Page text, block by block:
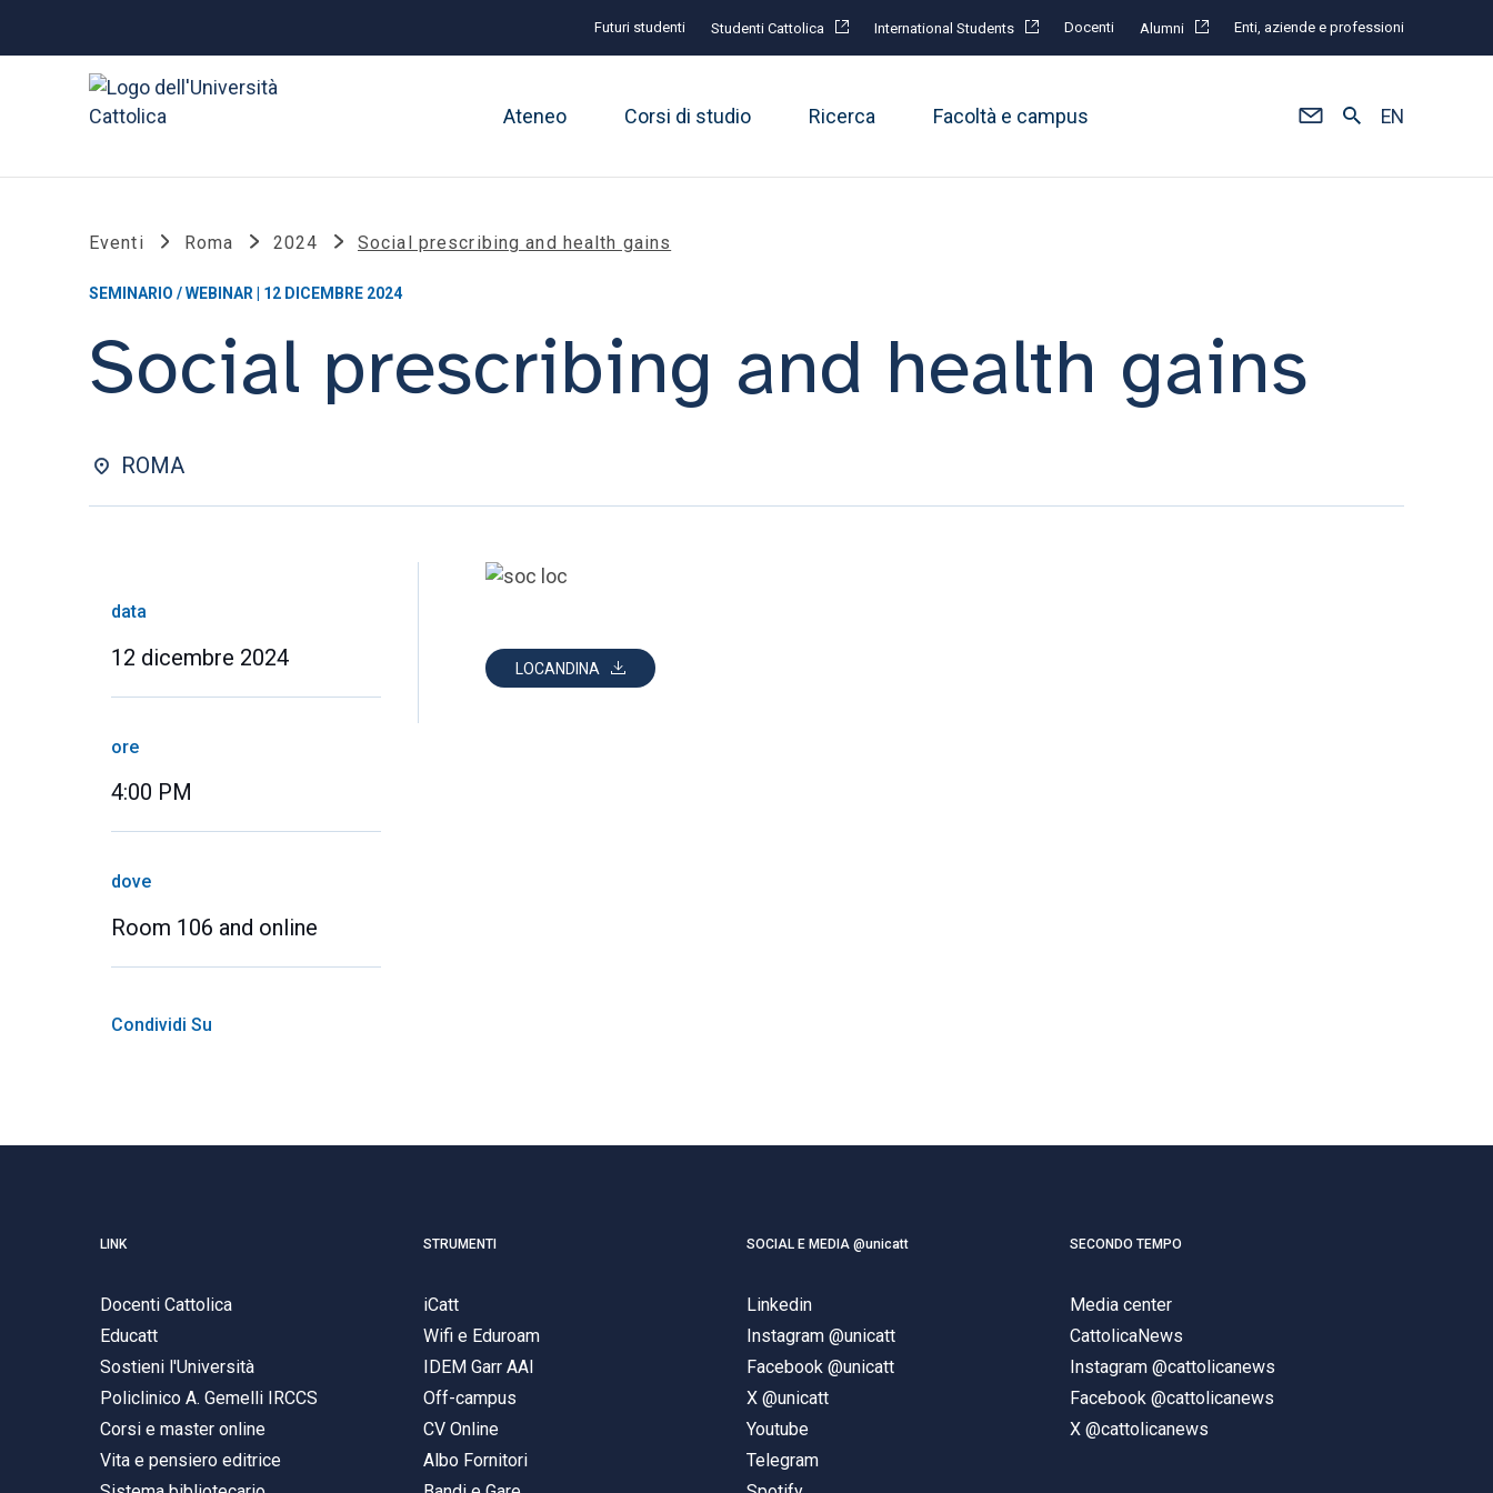
Futuri studenti Studenti Cattolica International Students Docenti Alumni Enti, aziende e professioni
Ateneo Corsi di studio Ricerca Facoltà e campus EN
Eventi Roma 2024 Social prescribing and health gains
SEMINARIO / WEBINAR | 12 DICEMBRE 2024
Social prescribing and health gains
ROMA
data
12 dicembre 2024
ore
4:00 PM
dove
Room 106 and online
Condividi Su
LOCANDINA
LINK
Docenti Cattolica
Educatt
Sostieni l'Università
Policlinico A. Gemelli IRCCS
Corsi e master online
Vita e pensiero editrice
STRUMENTI
iCatt
Wifi e Eduroam
IDEM Garr AAI
Off-campus
CV Online
Albo Fornitori
SOCIAL E MEDIA @unicatt
Linkedin
Instagram @unicatt
Facebook @unicatt
X @unicatt
Youtube
Telegram
SECONDO TEMPO
Media center
CattolicaNews
Instagram @cattolicanews
Facebook @cattolicanews
X @cattolicanews